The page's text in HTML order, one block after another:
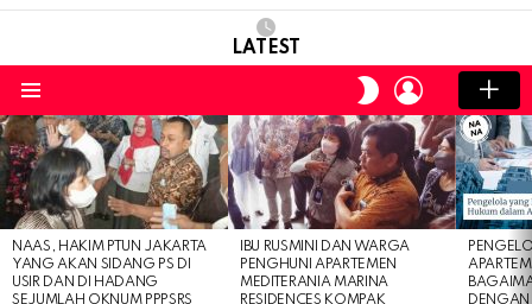
LATEST
SWITCH
SKIN
LOGIN
LATEST
STORIES
NAAS, HAKIM PTUN JAKARTA
YANG AKAN SIDANG PS DI
USIR DAN DI HADANG
SEJUMLAH OKNUM PPPSRS
IBU RUSMINI DAN WARGA
PENGHUNI APARTEMEN
MEDITERANIA MARINA
RESIDENCES KOMPAK
DENGAN